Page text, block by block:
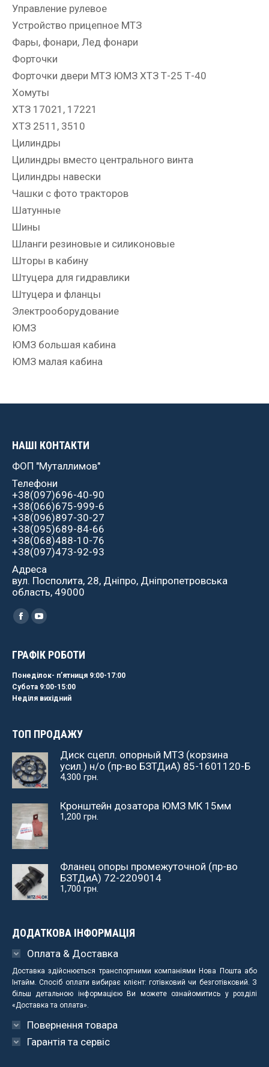
Управление рулевое
Устройство прицепное МТЗ
Фары, фонари, Лед фонари
Форточки
Форточки двери МТЗ ЮМЗ ХТЗ Т-25 Т-40
Хомуты
ХТЗ 17021, 17221
ХТЗ 2511, 3510
Цилиндры
Цилиндры вместо центрального винта
Цилиндры навески
Чашки с фото тракторов
Шатунные
Шины
Шланги резиновые и силиконовые
Шторы в кабину
Штуцера для гидравлики
Штуцера и фланцы
Электрооборудование
ЮМЗ
ЮМЗ большая кабина
ЮМЗ малая кабина
НАШІ КОНТАКТИ
ФОП "Муталлимов"
Телефони
+38(097)696-40-90
+38(066)675-999-6
+38(096)897-30-27
+38(095)689-84-66
+38(068)488-10-76
+38(097)473-92-93
Адреса
вул. Посполита, 28, Дніпро, Дніпропетровська
область, 49000
Найдите нас:
Facebook
YouTube
ГРАФІК РОБОТИ
Понеділок- пʼятниця 9:00-17:00
Субота 9:00-15:00
Неділя вихідний
ТОП ПРОДАЖУ
Диск сцепл. опорный МТЗ (корзина
усил.) н/о (пр-во БЗТДиА) 85-1601120-Б
4,300 грн.
Кронштейн дозатора ЮМЗ МК 15мм
1,200 грн.
Фланец опоры промежуточной (пр-во
БЗТДиА) 72-2209014
1,700 грн.
ДОДАТКОВА ІНФОРМАЦІЯ
Оплата & Доставка
Доставка здійснюється транспортними компаніями Нова Пошта або
Інтайм. Спосіб оплати вибирає клієнт: готівковий чи безготівковий. З
більш детальною інформацією Ви можете ознайомитись у розділі
«Доставка та оплата».
Повернення товара
Гарантія та сервіс